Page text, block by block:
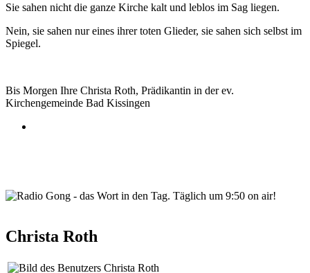
Sie sahen nicht die ganze Kirche kalt und leblos im Sag liegen.
Nein, sie sahen nur eines ihrer toten Glieder, sie sahen sich selbst im
Spiegel.
Bis Morgen Ihre Christa Roth, Prädikantin in der ev.
Kirchengemeinde Bad Kissingen
Christa Roth